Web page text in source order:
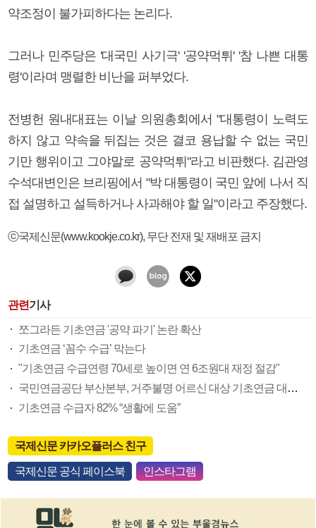
약조정이 불가피하다는 논리다.
그러나 민주당은 '대국민 사기극' '공약먹튀' '참 나쁜 대통
령'이라며 맹렬한 비난을 퍼부었다.
전병헌 원내대표는 이날 의원총회에서 "대통령이 노력도
하지 않고 약속을 뒤집는 것은 결코 용납할 수 없는 국민
기만 행위이고 그야말로 공약먹튀"라고 비판했다. 김관영
수석대변인은 브리핑에서 "박 대통령이 국민 앞에 나서 직
접 설명하고 설득하거나 사과해야 할 일"이라고 주장했다.
ⓒ국제신문(www.kookje.co.kr), 무단 전재 및 재배포 금지
관련기사
쪼그라든 기초연금 '공약 파기' 논란 확산
기초연금 ‘꼼수 수급’ 막는다
"기초연금 수급연령 70세로 높이면 연 6조원대 재정 절감"
국민연금공단 부산본부, 거주불명 어르신 대상 기초연금 대상자 발굴
기초연금 수급자 82% “생활에 도움”
국제신문 카카오플러스 친구
국제신문 공식 페이스북 인스타그램